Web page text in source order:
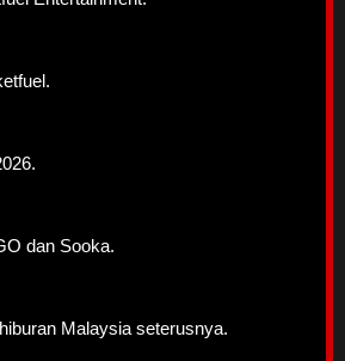
dan Sooka.
Malaysia seterusnya.